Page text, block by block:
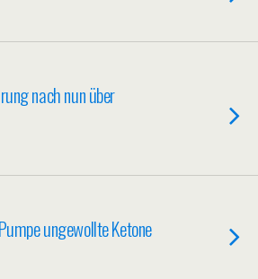
nach nun über
ungewollte Ketone